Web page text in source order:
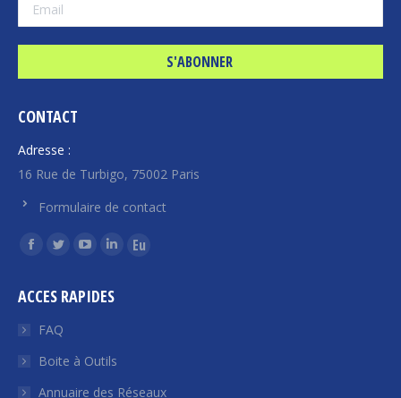
CONTACT
Adresse :
16 Rue de Turbigo, 75002 Paris
Formulaire de contact
Trouvez nous sur :
La
Facebook
s'ouvre
une
nouvelle
La
Twitter
s'ouvre
une
nouvelle
La
YouTube
une
nouvelle
La
LinkedIn
une
nouvelle
La
nouvelle
ACCES RAPIDES
FAQ
Boite à Outils
Annuaire des Réseaux